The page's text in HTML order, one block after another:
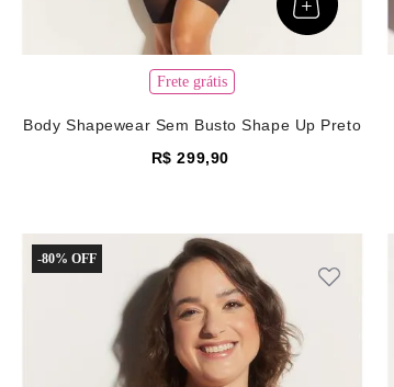
Frete grátis
Body Shapewear Sem Busto Shape Up Preto
R$ 299,90
-80%